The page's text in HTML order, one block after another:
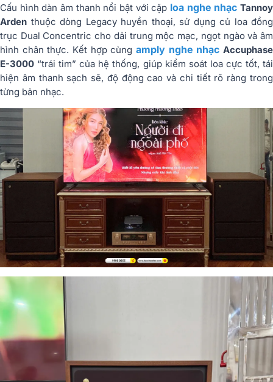
Cấu hình dàn âm thanh nổi bật với cặp loa nghe nhạc Tannoy
Arden thuộc dòng Legacy huyền thoại, sử dụng củ loa đồng
trục Dual Concentric cho dải trung mộc mạc, ngọt ngào và âm
hình chân thực. Kết hợp cùng amply nghe nhạc Accuphase
E-3000 “trái tim” của hệ thống, giúp kiểm soát loa cực tốt, tái
hiện âm thanh sạch sẽ, độ động cao và chi tiết rõ ràng trong
từng bản nhạc.